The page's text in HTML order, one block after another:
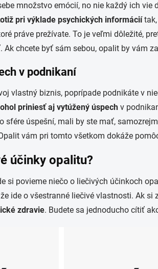
množstvo emócií, no nie každý ich
pri výklade psychických informáciítak,
práve prežívate. To je veľmi dôležité,
Ak chcete byť sám sebou, opalit by vám
v podnikaní
vlastný biznis, poprípade podnikáte v
priniesť aj vytúžený úspech v
sfére úspešní, mali by ste mať,
vám pri tomto všetkom dokáže
účinky opalitu?
si povieme niečo o liečivých účinkoch
ide o všestranné liečivé vlastnosti. Ak
zdravie. Budete sa jednoducho cítiť